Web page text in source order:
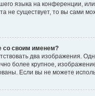
языка на конференции,
не существует, то вы
со своим именем?
два изображения.
более крупное,
Если вы не можете